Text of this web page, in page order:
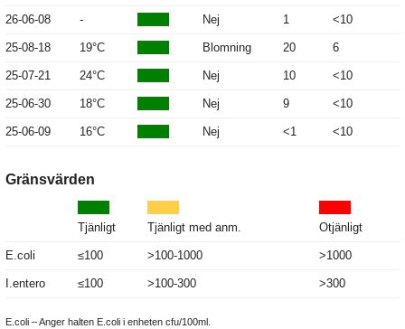
26-06-08 - Nej 1 <10
25-08-18 19°C Blomning 20 6
25-07-21 24°C Nej 10 <10
25-06-30 18°C Nej 9 <10
25-06-09 16°C Nej <1 <10
Gränsvärden
Tjänligt Tjänligt med anm. Otjänligt
E.coli ≤100 >100-1000 >1000
I.entero ≤100 >100-300 >300
E.coli – Anger halten E.coli i enheten cfu/100ml.